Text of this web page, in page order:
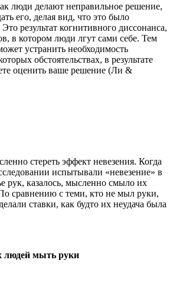
люди делают неправильное решение,
его, делая вид, что это было
результат когнитивного диссонанса,
в котором люди лгут сами себе. Тем
устранить необходимость
обстоятельствах, в результате
оценить ваше решение (Ли &
стереть эффект невезения. Когда
испытывали «невезение» в
рук, казалось, мысленно смыло их
сравнению с теми, кто не мыл руки,
ставки, как будто их неудача была
людей мыть руки